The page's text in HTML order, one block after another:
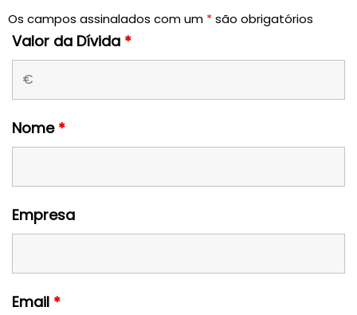
Os campos assinalados com um *são obrigatórios
Valor da Dívida *
Nome *
Empresa
Email *